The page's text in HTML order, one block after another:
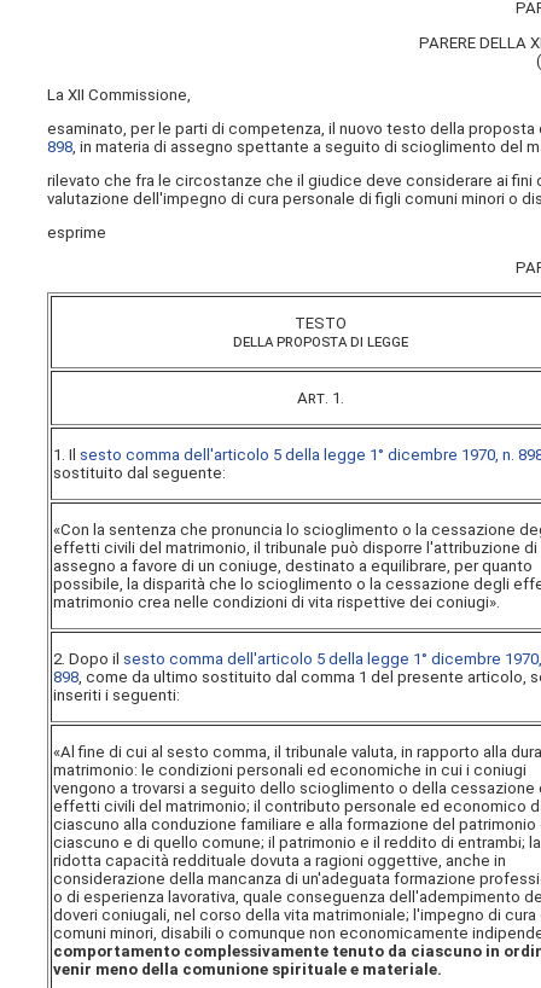
PARERE DELLA
La XII Commissione,
esaminato, per le parti di competenza, il nuovo testo della proposta
898, in materia di assegno spettante a seguito di scioglimentodel
rilevato che fra le circostanze che il giudice deve considerare ai
valutazione dell'impegno di cura personale di figli comuni minori o
esprime
TESTO
della proposta di legge
Art . 1.
1. Il sesto comma dell'articolo 5 della legge 1° dicembre 1970, n.
sostituito dal seguente:
«Con la sentenza che pronuncia lo scioglimento o la cessazione
effetti civili del matrimonio, il tribunale può disporre l'attribuzione di
assegno a favore di un coniuge, destinato a equilibrare, per quanto
possibile, la disparità che lo scioglimento o la cessazione degli
matrimonio crea nelle condizioni di vita rispettive dei coniugi».
2. Dopo il sesto comma dell'articolo 5 della legge 1° dicembre
898 , come da ultimo sostituito dal comma 1 del presente articolo,
inseriti i seguenti:
«Al fine di cui al sesto comma, il tribunale valuta, in rapporto alla
matrimonio: le condizioni personali ed economiche in cui i coniugi
vengono a trovarsi a seguito dello scioglimento o della cessazione
effetti civili del matrimonio; il contributo personale ed economico
ciascuno alla conduzione familiare e alla formazione del patrimonio
ciascuno e di quello comune; il patrimonio e il reddito di entrambi; la
ridotta capacità reddituale dovuta a ragioni oggettive, anche in
considerazione della mancanza di un'adeguata formazione
o di esperienza lavorativa, quale conseguenza dell'adempimento
doveri coniugali, nel corso della vita matrimoniale; l'impegno di cura
comuni minori, disabili o comunque non economicamente
comportamento complessivamente tenuto da ciascuno in
venir meno della comunione spirituale e materiale.